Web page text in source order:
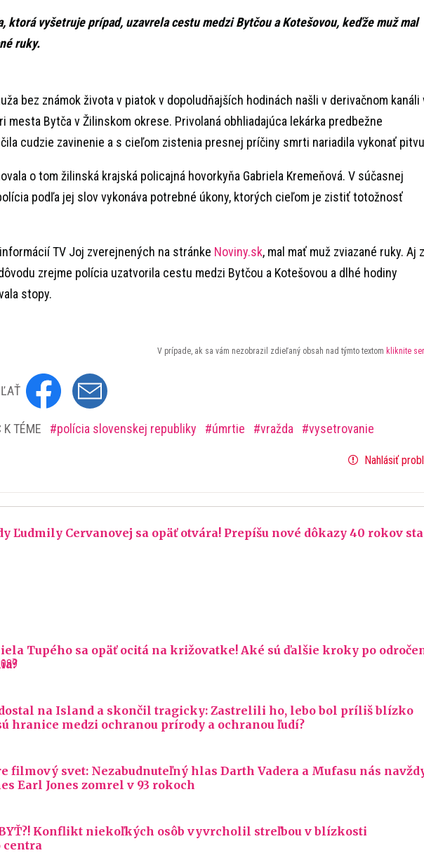
ktorá vyšetruje prípad, uzavrela cestu medzi Bytčou a Kotešovou, keďže muž mal
ruky.
bez známok života v piatok v dopoludňajších hodinách našli v derivačnom kanáli
mesta Bytča v Žilinskom okrese. Privolaná obhliadajúca lekárka predbežne
cudzie zavinenie a s cieľom zistenia presnej príčiny smrti nariadila vykonať
o tom žilinská krajská policajná hovorkyňa Gabriela Kremeňová. V súčasnej
podľa jej slov vykonáva potrebné úkony, ktorých cieľom je zistiť totožnosť
TV Joj zverejnených na stránke Noviny.sk, mal mať muž zviazané ruky. Aj z
zrejme polícia uzatvorila cestu medzi Bytčou a Kotešovou a dlhé hodiny
stopy.
V prípade, ak sa vám nezobrazil zdieľaný obsah nad týmto textom kliknite
K TÉME polícia slovenskej republiky úmrtie vražda vysetrovanie
Nahlásiť
Ľudmily Cervanovej sa opäť otvára! Prepíšu nové dôkazy 40 rokov
Tupého sa opäť ocitá na križovatke! Aké sú ďalšie kroky po
na Island a skončil tragicky: Zastrelili ho, lebo bol príliš blízko
hranice medzi ochranou prírody a ochranou ľudí?
filmový svet: Nezabudnuteľný hlas Darth Vadera a Mufasu nás
Earl Jones zomrel v 93 rokoch
BYŤ?! Konflikt niekoľkých osôb vyvrcholil streľbou v blízkosti
centra